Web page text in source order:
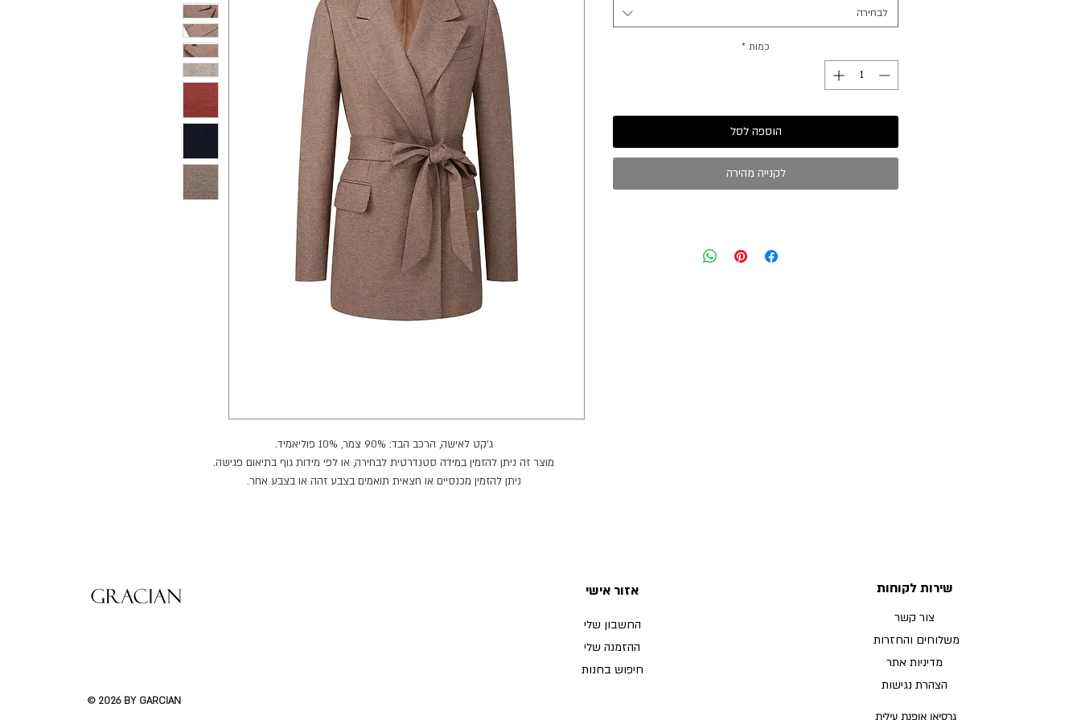
ג׳קט לאישה, הרכב הבד: 90% צמר, 10% פוליאמיד.
מוצר זה ניתן להזמין במידה סטנדרטית לבחירה, או לפי מידות גוף בתיאום פגישה.
ניתן להזמין מכנסיים או חצאית תואמים בצבע זהה או בצבע אחר.
לבחירה
כמות *
הוספה לסל
לקנייה מהירה
© 2026 BY GARCIAN
אזור אישי
החשבון שלי
ההזמנה שלי
חיפוש בחנות
שירות לקוחות
צור קשר
משלוחים והחזרות
מדיניות אתר
הצהרת נגישות
גרסיאן אופנת עילית